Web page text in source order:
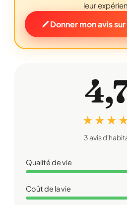
leur
Donner mon avis
★ ★ ★
3 avis
Qualité de vie
Coût de la vie